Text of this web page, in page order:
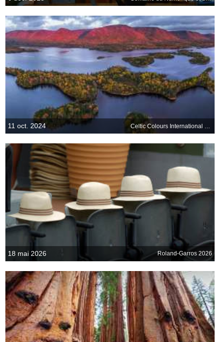
11 oct. 2024
18 mai 2026 Roland-Garros 2026